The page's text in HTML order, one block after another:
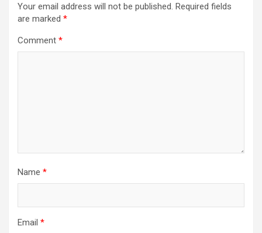
Your email address will not be published. Required fields
are marked *
Comment *
Name *
Email *